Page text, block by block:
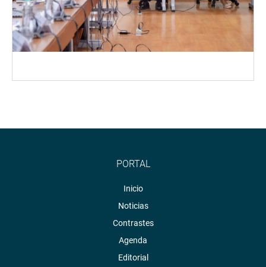
PORTAL
Inicio
Noticias
Contrastes
Agenda
Editorial